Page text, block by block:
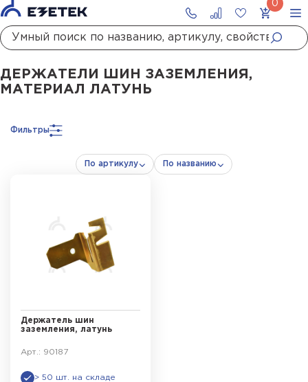
ГлавнаяКаталог Монтажные материалы Держатели шин заземления Держатели шин
ДЕРЖАТЕЛИ ШИН ЗАЗЕМЛЕНИЯ,
МАТЕРИАЛ ЛАТУНЬ
Фильтры
По артикулу По названию
Держатель шин
заземления, латунь
Арт.: 90187
> 50 шт. на складе